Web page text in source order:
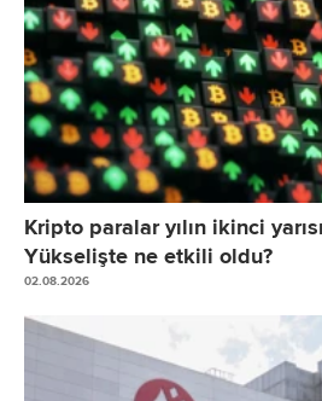
Kripto paralar yılın ikinci
Yükselişte ne etkili oldu?
02.08.2026